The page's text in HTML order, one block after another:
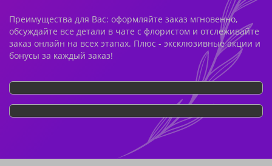
Преимущества для Вас: оформляйте заказ мгновенно,
обсуждайте все детали в чате с флористом и отслеживайте
заказ онлайн на всех этапах. Плюс - эксклюзивные акции и
бонусы за каждый заказ!